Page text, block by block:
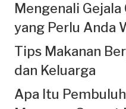
Mengenali Gejala
yang Perlu Anda
Tips Makanan
dan Keluarga
Apa Itu